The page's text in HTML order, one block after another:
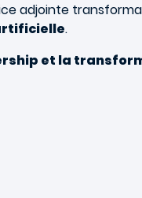
adjointe
.
et la